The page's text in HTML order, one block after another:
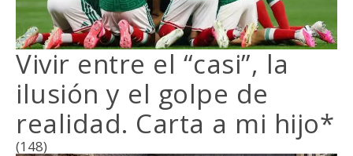
Vivir entre el “casi”, la
ilusión y el golpe de
realidad. Carta a mi hijo*
(148)